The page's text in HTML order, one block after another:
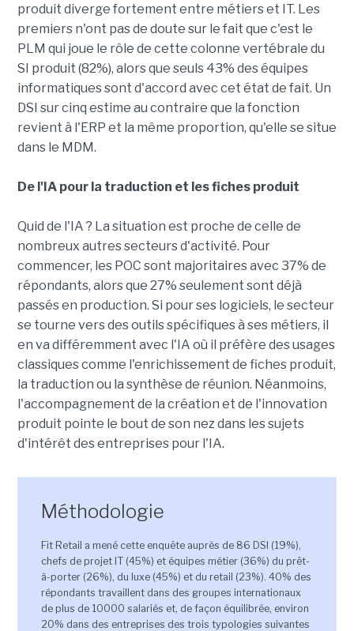
produit diverge fortement entre métiers et IT. Les
premiers n'ont pas de doute sur le fait que c'est le
PLM qui joue le rôle de cette colonne vertébrale du
SI produit (82%), alors que seuls 43% des équipes
informatiques sont d'accord avec cet état de fait. Un
DSI sur cinq estime au contraire que la fonction
revient à l'ERP et la même proportion, qu'elle se situe
dans le MDM.
De l'IA pour la traduction et les fiches produit
Quid de l'IA ? La situation est proche de celle de
nombreux autres secteurs d'activité. Pour
commencer, les POC sont majoritaires avec 37% de
répondants, alors que 27% seulement sont déjà
passés en production. Si pour ses logiciels, le secteur
se tourne vers des outils spécifiques à ses métiers, il
en va différemment avec l'IA où il préfère des usages
classiques comme l'enrichissement de fiches produit,
la traduction ou la synthèse de réunion. Néanmoins,
l'accompagnement de la création et de l'innovation
produit pointe le bout de son nez dans les sujets
d'intérêt des entreprises pour l'IA.
Méthodologie
Fit Retail a mené cette enquête auprès de 86 DSI (19%),
chefs de projet IT (45%) et équipes métier (36%) du prêt-
à-porter (26%), du luxe (45%) et du retail (23%). 40% des
répondants travaillent dans des groupes internationaux
de plus de 10000 salariés et, de façon équilibrée, environ
20% dans des entreprises des trois typologies suivantes